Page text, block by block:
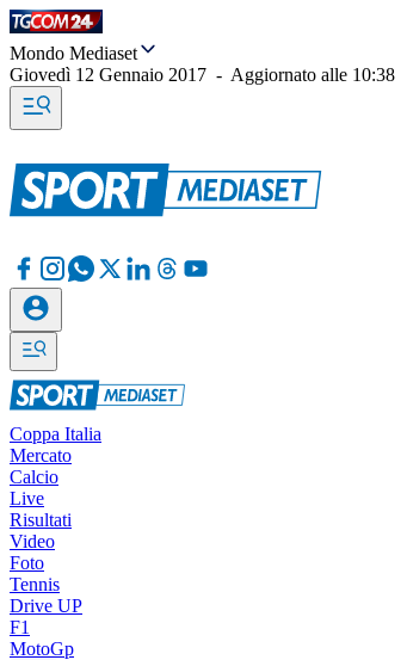
Mondo Mediaset
Giovedì 12 Gennaio 2017 - Aggiornato alle 10:38
Coppa Italia
Mercato
Calcio
Live
Risultati
Video
Foto
Tennis
Drive UP
F1
MotoGp